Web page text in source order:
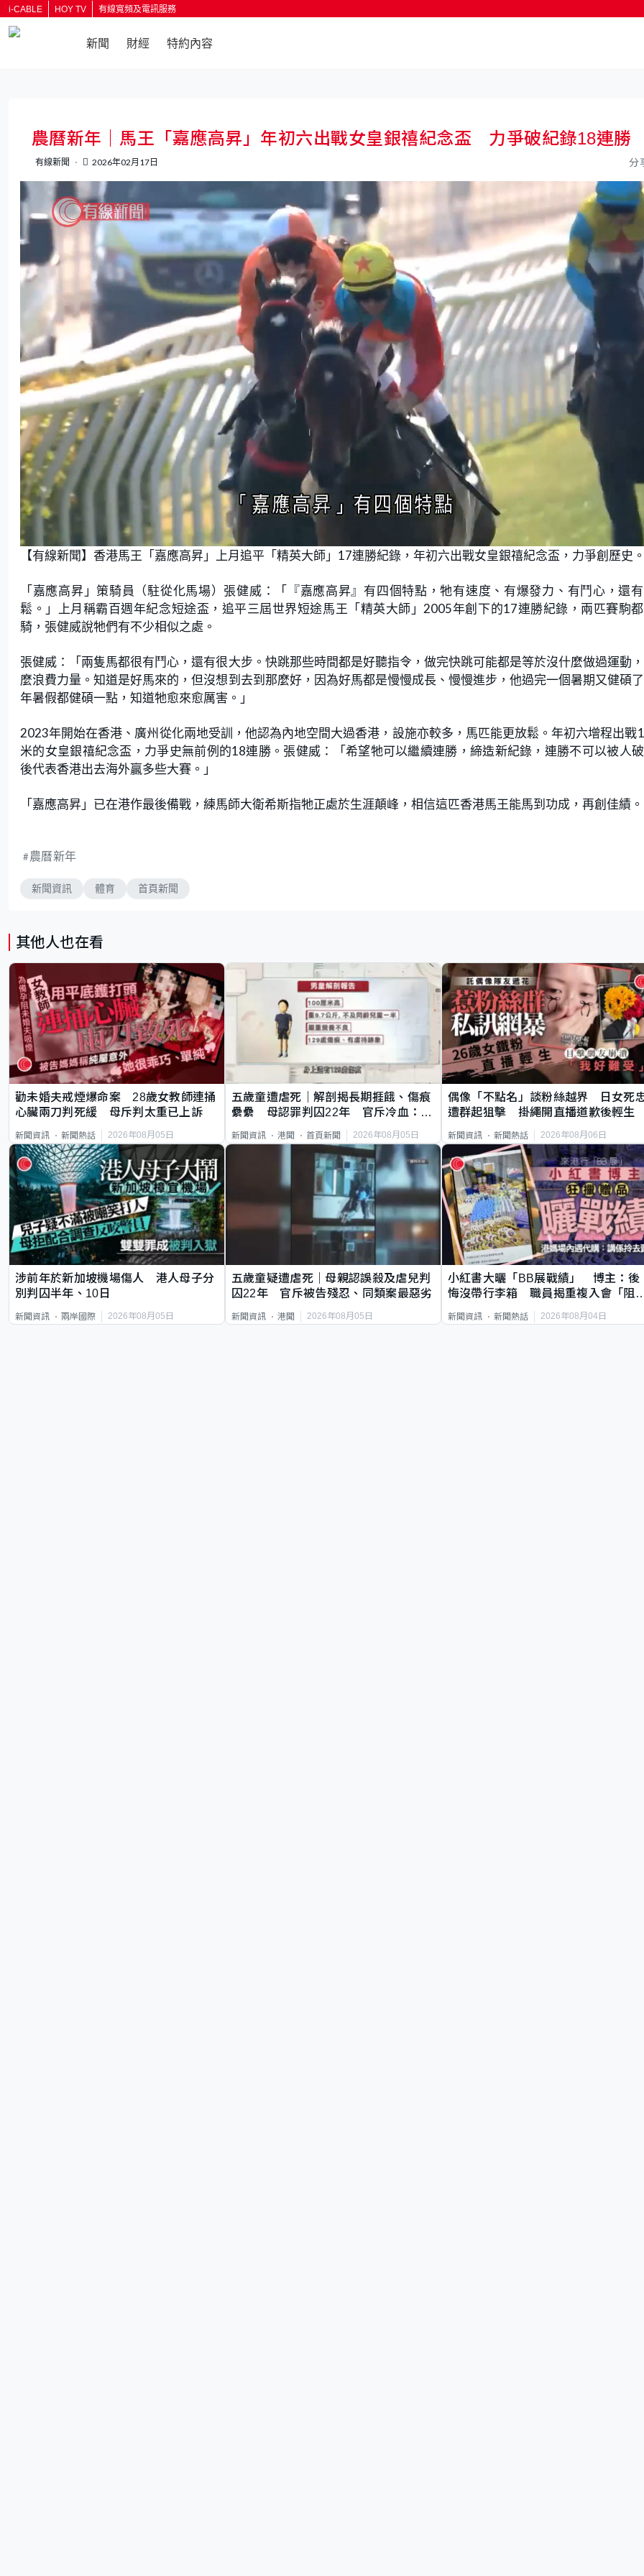
i-CABLE HOY TV 有線寬頻及電訊服務
新聞 財經 特約內容
農曆新年｜馬王「嘉應高昇」年初六出戰女皇銀禧紀念盃 力爭破紀錄18連勝
有線新聞 2026年02月17日 分
n
m
u
a
d
2
6
.
7
9
%
【有線新聞】香港馬王「嘉應高昇」上月追平「精英大師」17連勝紀錄，年初六出戰女皇銀禧紀念盃，力爭創歷史
「嘉應高昇」策騎員（駐從化馬場）張健威：「『嘉應高昇』有四個特點，牠有速度、有爆發力、有鬥心，還
鬆。」上月稱霸百週年紀念短途盃，追平三屆世界短途馬王「精英大師」2005年創下的17連勝紀錄，兩匹賽駒
騎，張健威說牠們有不少相似之處。
張健威：「兩隻馬都很有鬥心，還有很大步。快跳那些時間都是好聽指令，做完快跳可能都是等於沒什麼做過運動
麼浪費力量。知道是好馬來的，但沒想到去到那麼好，因為好馬都是慢慢成長、慢慢進步，他過完一個暑期又健碩
年暑假都健碩一點，知道牠愈來愈厲害。」
2023年開始在香港、廣州從化兩地受訓，他認為內地空間大過香港，設施亦較多，馬匹能更放鬆。年初六增程出戰
米的女皇銀禧紀念盃，力爭史無前例的18連勝。張健威：「希望牠可以繼續連勝，締造新紀錄，連勝不可以被人
後代表香港出去海外贏多些大賽。」
「嘉應高昇」已在港作最後備戰，練馬師大衛希斯指牠正處於生涯顛峰，相信這匹香港馬王能馬到功成，再創佳績。
農曆新年
新聞資訊 體育 首頁新聞
其他人也在看
勸未婚夫戒煙爆命案 28歲女教師連捅
心臟兩刀判死緩 母斥判太重已上訴
新聞資訊 新聞熱話 2026年08月05日
五歲童遭虐死｜解剖揭長期捱餓、傷痕
纍纍 母認罪判囚22年 官斥冷血：同
新聞資訊 港聞 首頁新聞 2026年08月05日
偶像「不點名」談粉絲越界 日女死
遭群起狙擊 掛繩開直播道歉後輕生
新聞資訊 新聞熱話 2026年08月06日
涉前年於新加坡機場傷人 港人母子分
別判囚半年、10日
新聞資訊 兩岸國際 2026年08月05日
五歲童疑遭虐死｜母親認誤殺及虐兒判
囚22年 官斥被告殘忍、同類案最惡劣
新聞資訊 港聞 2026年08月05日
小紅書大曬「BB展戰績」 博主：後
悔沒帶行李箱 職員揭重複入會「阻
新聞資訊 新聞熱話 2026年08月04日